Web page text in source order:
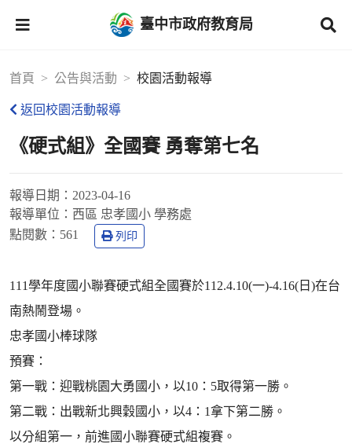
臺中市政府教育局
首頁 公告與活動 校園活動報導
返回校園活動報導
《硬式組》全國賽 勇奪第七名
報導日期： 2023-04-16
報導單位： 西區 忠孝國小 學務處
點閱數： 561 列印
111學年度國小聯賽硬式組全國賽於112.4.10(一)-4.16(日)在台
南熱鬧登場。
忠孝國小棒球隊
預賽：
第一戰：迎戰桃園大勇國小，以10：5取得第一勝。
第二戰：出戰新北興穀國小，以4：1拿下第二勝。
以分組第一，前進國小聯賽硬式組複賽。